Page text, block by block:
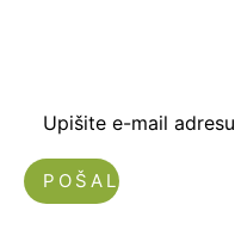
Upišite e-mail adresu